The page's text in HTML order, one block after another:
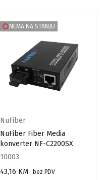
NEMA NA STANJU
NuFiber
NuFiber Fiber Media
konverter NF-C2200SX
10003
43,16 KM
bez PDV